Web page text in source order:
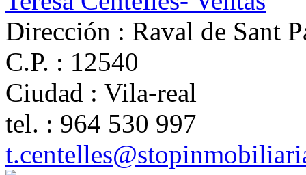
Dirección : Raval de Sant
C.P. : 12540
Ciudad : Vila-real
tel. : 964 530 997